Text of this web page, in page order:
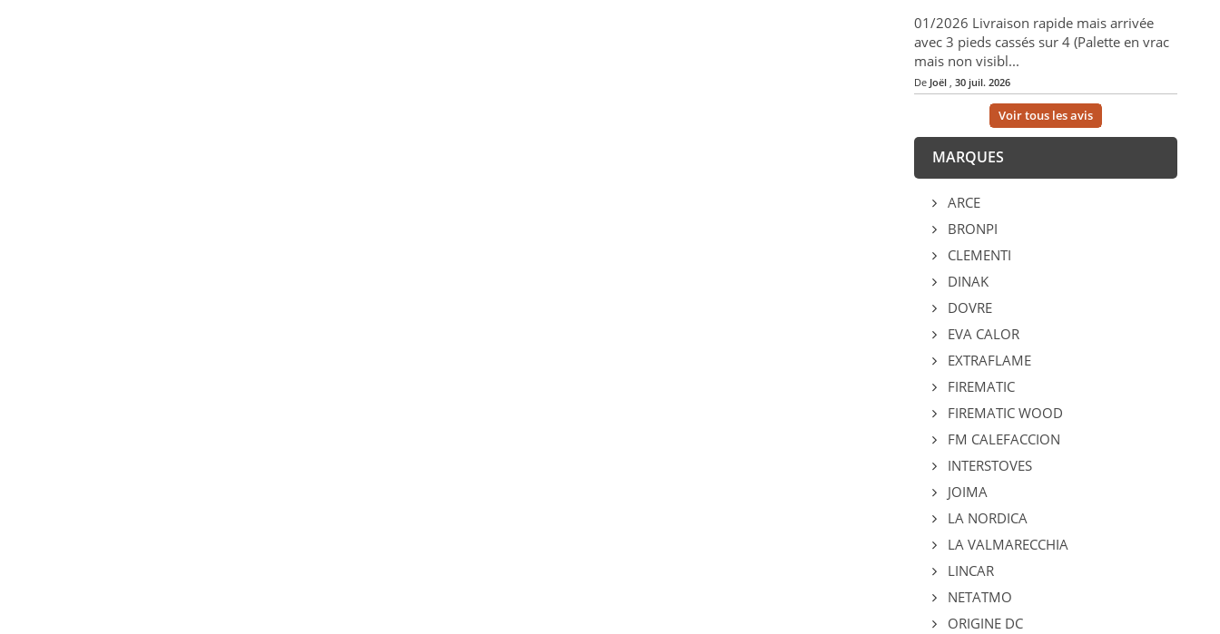
01/2026 Livraison rapide mais arrivée
avec 3 pieds cassés sur 4 (Palette en vrac
mais non visibl...
De Joël, 30 juil. 2026
Voir tous les avis
MARQUES
ARCE
BRONPI
CLEMENTI
DINAK
DOVRE
EVA CALOR
EXTRAFLAME
FIREMATIC
FIREMATIC WOOD
FM CALEFACCION
INTERSTOVES
JOIMA
LA NORDICA
LA VALMARECCHIA
LINCAR
NETATMO
ORIGINE DC